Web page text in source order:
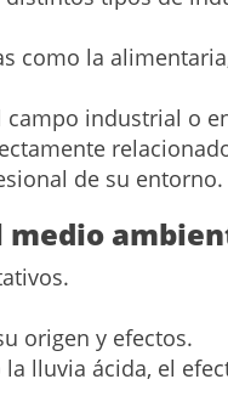
como la
industrial o
de su entorno.
medio
origen y efectos.
lluvia ácida, el